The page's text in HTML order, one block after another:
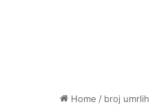
Home / broj umrlih